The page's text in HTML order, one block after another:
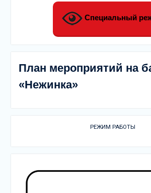
Специальный
План мероприятий на
«Нежинка»
РЕЖИМ РАБОТЫ